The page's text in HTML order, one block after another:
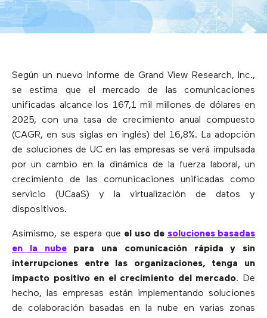
Según un nuevo informe de Grand View Research, Inc.,
se estima que el mercado de las comunicaciones
unificadas alcance los 167,1 mil millones de dólares en
2025, con una tasa de crecimiento anual compuesto
(CAGR, en sus siglas en inglés) del 16,8%. La adopción
de soluciones de UC en las empresas se verá impulsada
por un cambio en la dinámica de la fuerza laboral, un
crecimiento de las comunicaciones unificadas como
servicio (UCaaS) y la virtualización de datos y
dispositivos.
Asimismo, se espera que el uso de soluciones basadas
en la nubepara una comunicación rápida y sin
interrupciones entre las organizaciones, tenga un
impacto positivo en el crecimiento del mercado. De
hecho, las empresas están implementando soluciones
de colaboración basadas en la nube en varias zonas